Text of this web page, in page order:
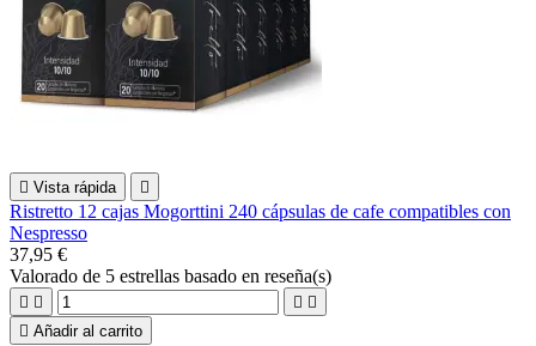
 Vista rápida 
Ristretto 12 cajas Mogorttini 240 cápsulas de cafe compatibles con
Nespresso
37,95 €
Valorado de 5 estrellas basado en reseña(s)
   
 Añadir al carrito